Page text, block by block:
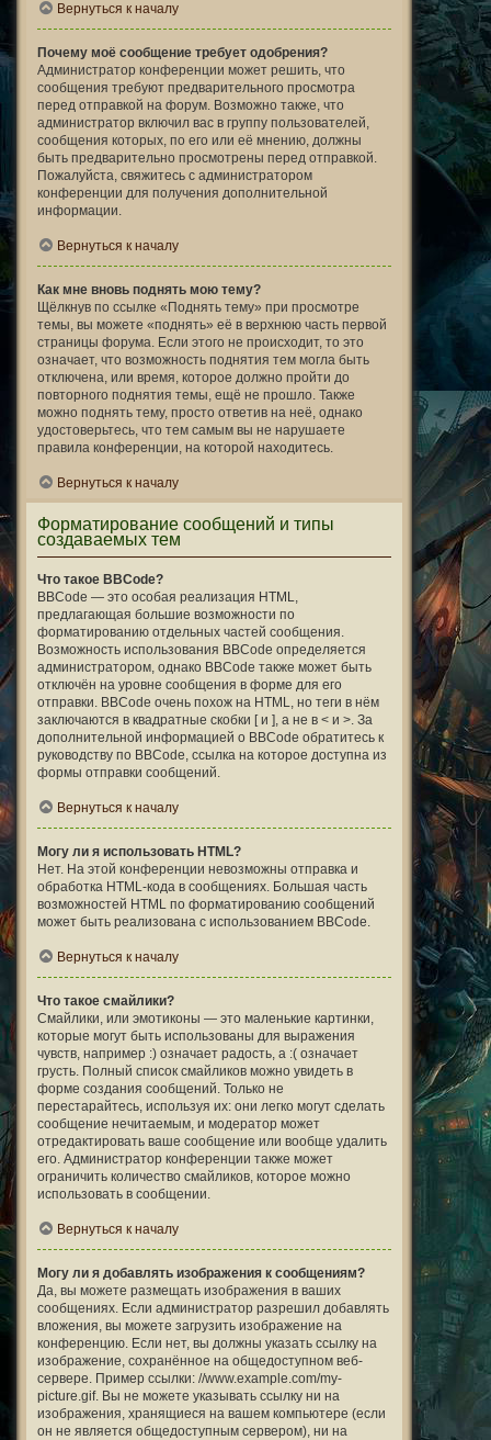
Вернуться к началу
Почему моё сообщение требует одобрения?
Администратор конференции может решить, что
сообщения требуют предварительного просмотра
перед отправкой на форум. Возможно также, что
администратор включил вас в группу пользователей,
сообщения которых, по его или её мнению, должны
быть предварительно просмотрены перед отправкой.
Пожалуйста, свяжитесь с администратором
конференции для получения дополнительной
информации.
Вернуться к началу
Как мне вновь поднять мою тему?
Щёлкнув по ссылке «Поднять тему» при просмотре
темы, вы можете «поднять» её в верхнюю часть первой
страницы форума. Если этого не происходит, то это
означает, что возможность поднятия тем могла быть
отключена, или время, которое должно пройти до
повторного поднятия темы, ещё не прошло. Также
можно поднять тему, просто ответив на неё, однако
удостоверьтесь, что тем самым вы не нарушаете
правила конференции, на которой находитесь.
Вернуться к началу
Форматирование сообщений и типы
создаваемых тем
Что такое BBCode?
BBCode — это особая реализация HTML,
предлагающая большие возможности по
форматированию отдельных частей сообщения.
Возможность использования BBCode определяется
администратором, однако BBCode также может быть
отключён на уровне сообщения в форме для его
отправки. BBCode очень похож на HTML, но теги в нём
заключаются в квадратные скобки [ и ], а не в < и >. За
дополнительной информацией о BBCode обратитесь к
руководству по BBCode, ссылка на которое доступна из
формы отправки сообщений.
Вернуться к началу
Могу ли я использовать HTML?
Нет. На этой конференции невозможны отправка и
обработка HTML-кода в сообщениях. Большая часть
возможностей HTML по форматированию сообщений
может быть реализована с использованием BBCode.
Вернуться к началу
Что такое смайлики?
Смайлики, или эмотиконы — это маленькие картинки,
которые могут быть использованы для выражения
чувств, например :) означает радость, а :( означает
грусть. Полный список смайликов можно увидеть в
форме создания сообщений. Только не
перестарайтесь, используя их: они легко могут сделать
сообщение нечитаемым, и модератор может
отредактировать ваше сообщение или вообще удалить
его. Администратор конференции также может
ограничить количество смайликов, которое можно
использовать в сообщении.
Вернуться к началу
Могу ли я добавлять изображения к сообщениям?
Да, вы можете размещать изображения в ваших
сообщениях. Если администратор разрешил добавлять
вложения, вы можете загрузить изображение на
конференцию. Если нет, вы должны указать ссылку на
изображение, сохранённое на общедоступном веб-
сервере. Пример ссылки: //www.example.com/my-
picture.gif. Вы не можете указывать ссылку ни на
изображения, хранящиеся на вашем компьютере (если
он не является общедоступным сервером), ни на